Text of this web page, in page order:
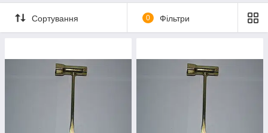
Сортування 0 Фільтри